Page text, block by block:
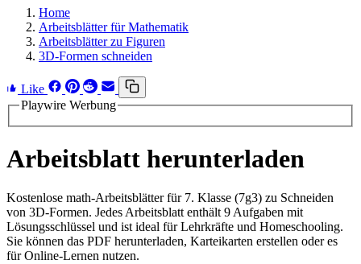
Home
Arbeitsblätter für Mathematik
Arbeitsblätter zu Figuren
3D-Formen schneiden
Like
Playwire Werbung
Arbeitsblatt herunterladen
Kostenlose math-Arbeitsblätter für 7. Klasse (7g3) zu Schneiden
von 3D-Formen. Jedes Arbeitsblatt enthält 9 Aufgaben mit
Lösungsschlüssel und ist ideal für Lehrkräfte und Homeschooling.
Sie können das PDF herunterladen, Karteikarten erstellen oder es
für Online-Lernen nutzen.